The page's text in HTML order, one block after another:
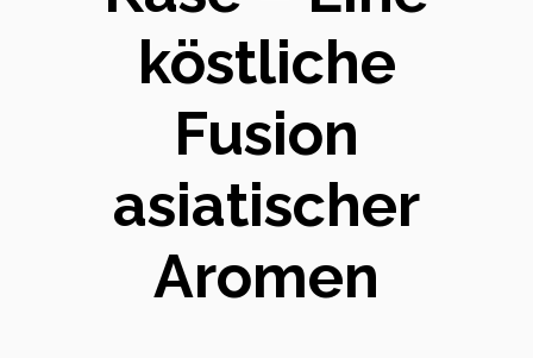
köstliche
Fusion
asiatischer
Aromen